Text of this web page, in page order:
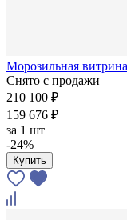
Морозильная
Снято с продажи
210 100 ₽
159 676 ₽
за 1 шт
-24%
Купить